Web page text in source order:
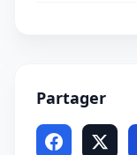
Partager